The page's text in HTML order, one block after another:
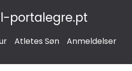
portalegre.pt
Atletes Søn Anmeldelser